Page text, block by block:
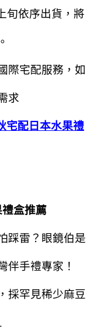
旬依序出貨，將
際宅配服務，如
求
宅配日本水果禮
盒推薦
踩雷？ 眼鏡伯是
伴手禮專家！
採罕見稀少麻豆